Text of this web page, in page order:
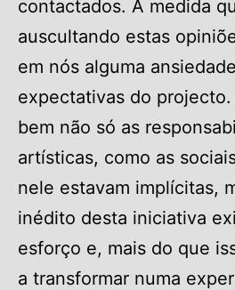
contactados. À medida
auscultando estas
em nós alguma
expectativas do
bem não só as
artísticas, como as
nele estavam implícitas,
inédito desta iniciativa
esforço e, mais do que
a transformar numa